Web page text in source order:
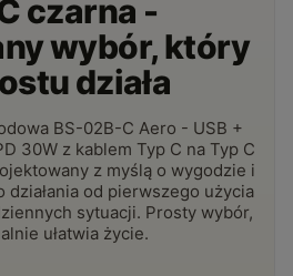
czarna -
wybór, który
działa
BS-02B-C Aero - USB +
30W z kablem Typ C na Typ C
z myślą o wygodzie i
działania od pierwszego użycia
sytuacji. Prosty wybór,
ułatwia życie.